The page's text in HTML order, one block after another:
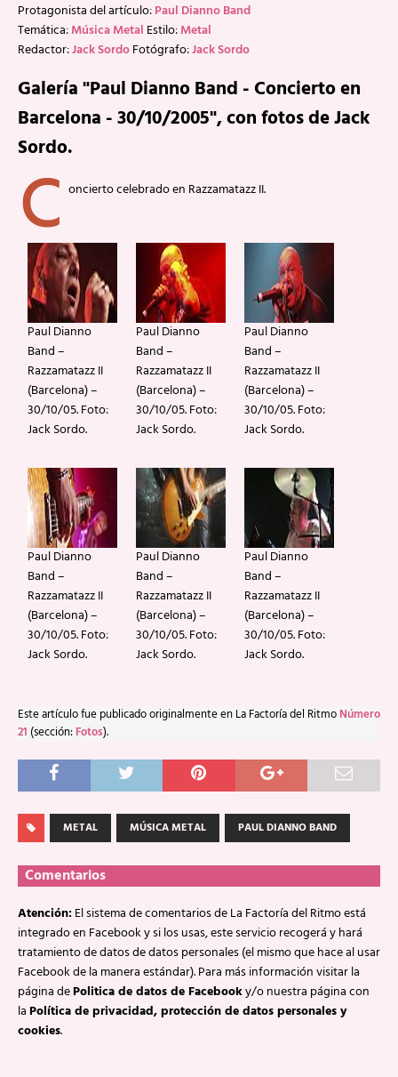
Protagonista del artículo:Paul Dianno Band
Temática:Música Metal Estilo:Metal
Redactor:Jack SordoFotógrafo:Jack Sordo
Galería "Paul Dianno Band - Concierto en
Barcelona - 30/10/2005", con fotos de Jack
Sordo.
C oncierto celebrado en Razzamatazz II.
Paul Dianno
Band –
Razzamatazz II
(Barcelona) –
30/10/05. Foto:
Jack Sordo.
Paul Dianno
Band –
Razzamatazz II
(Barcelona) –
30/10/05. Foto:
Jack Sordo.
Paul Dianno
Band –
Razzamatazz II
(Barcelona) –
30/10/05. Foto:
Jack Sordo.
Paul Dianno
Band –
Razzamatazz II
(Barcelona) –
30/10/05. Foto:
Jack Sordo.
Paul Dianno
Band –
Razzamatazz II
(Barcelona) –
30/10/05. Foto:
Jack Sordo.
Paul Dianno
Band –
Razzamatazz II
(Barcelona) –
30/10/05. Foto:
Jack Sordo.
Este artículo fue publicado originalmente en La Factoría del Ritmo Número
21 (sección: Fotos).
METAL MÚSICA METAL PAUL DIANNO BAND
Comentarios
Atención:El sistema de comentarios de La Factoría del Ritmo está
integrado en Facebook y si los usas, este servicio recogerá y hará
tratamiento de datos de datos personales (el mismo que hace al usar
Facebook de la manera estándar). Para más información visitar la
página dePolitica de datos de Facebooky/o nuestra página con
laPolítica de privacidad, protección de datos personales y
cookies.